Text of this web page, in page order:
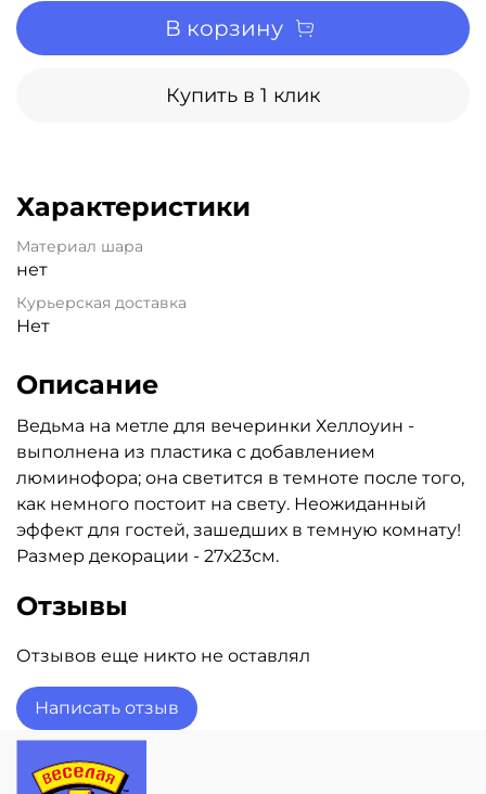
В корзину
Купить в 1 клик
Характеристики
Материал шара
нет
Курьерская доставка
Нет
Описание
Ведьма на метле для вечеринки Хеллоуин -
выполнена из пластика с добавлением
люминофора; она светится в темноте после того,
как немного постоит на свету. Неожиданный
эффект для гостей, зашедших в темную комнату!
Размер декорации - 27х23см.
Отзывы
Отзывов еще никто не оставлял
Написать отзыв